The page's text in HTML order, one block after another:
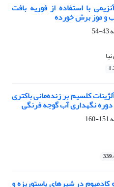
با استفاده از فوریه بافت
و موز برش خورده
43-54
کلسیم بر زنده‌مانی باکتری
151-160
در شیرهای پاستوریزه و